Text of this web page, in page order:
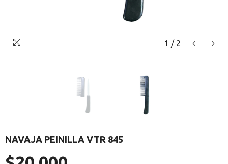
1 / 2
NAVAJA PEINILLA VTR 845
Precio